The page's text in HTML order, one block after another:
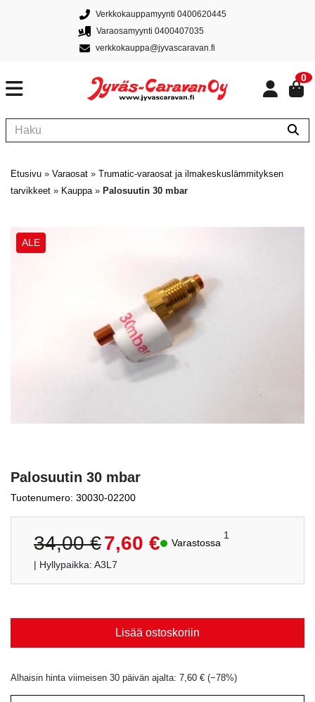
Verkkokauppamyynti 0400620445
Varaosamyynti 0400407035
verkkokauppa@jyvascaravan.fi
0
Etusivu » Varaosat » Trumatic-varaosat ja ilmakeskuslämmityksen
tarvikkeet » Kauppa» Palosuutin 30 mbar
ALE
Palosuutin 30 mbar
Tuotenumero: 30030-02200
34,00€
Alkuperäinen
hinta
oli:
34,00 €.
7,60 €
Nykyinen
hinta
on:
7,60 €.
Varastossa
1
| Hyllypaikka: A3L7
Lisää ostoskoriin
Alhaisin hinta viimeisen 30 päivän ajalta: 7,60 € (−78%)